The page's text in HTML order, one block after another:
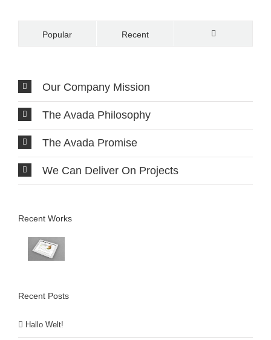
Popular Recent
Our Company Mission
The Avada Philosophy
The Avada Promise
We Can Deliver On Projects
Recent Works
Recent Posts
Hallo Welt!